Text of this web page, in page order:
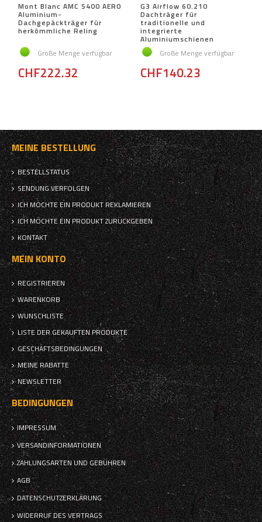
Mont Blanc AMC 5400 AERO
Aluminium-
Dachgepäckträger für
herkömmliche Reling
Große Menge verfügbar
CHF222.32
G3 Airflow 60.210
Dachträger für
traditionelle und
integrierte
Aluminiumschienen
Große Menge verfügbar
CHF140.23
MEINE BESTELLUNG
BESTELLSTATUS
SENDUNG VERFOLGEN
ICH MÖCHTE EIN PRODUKT REKLAMIEREN
ICH MÖCHTE EIN PRODUKT ZURÜCKGEBEN
KONTAKT
MEIN KONTO
REGISTRIEREN
WARENKORB
WUNSCHLISTE
LISTE DER GEKAUFTEN PRODUKTE
GESCHÄFTSBEDINGUNGEN
MEINE RABATTE
NEWSLETTER
BEDINGUNGEN
IMPRESSUM
VERSANDINFORMATIONEN
ZAHLUNGSARTEN UND GEBÜHREN
AGB
DATENSCHUTZERKLÄRUNG
WIDERRUF DES VERTRAGS